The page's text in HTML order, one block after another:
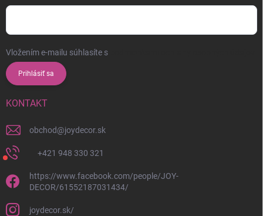
Vložením e-mailu súhlasíte s
Prihlásiť sa
KONTAKT
obchod@joydecor.sk
+421 948 330 321
https://www.facebook.com/people/JOY-
DECOR/61552187031434/
joydecor.sk/